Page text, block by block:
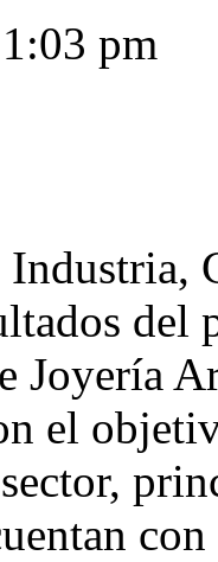
pm
del
Joyería
el